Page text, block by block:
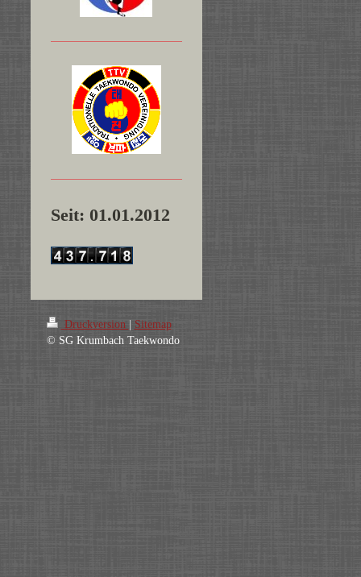
Seit: 01.01.2012
Druckversion | Sitemap
© SG Krumbach Taekwondo